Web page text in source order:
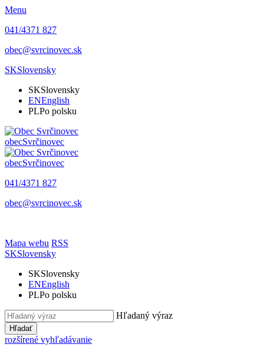
Menu
041/4371 827
obec@svrcinovec.sk
SKSlovensky
SKSlovensky
ENEnglish
PLPo polsku
obecSvrčinovec
obecSvrčinovec
041/4371 827
obec@svrcinovec.sk
Mapa webu RSS
SKSlovensky
SKSlovensky
ENEnglish
PLPo polsku
Hľadaný výraz
Hľadať
rozšírené vyhľadávanie